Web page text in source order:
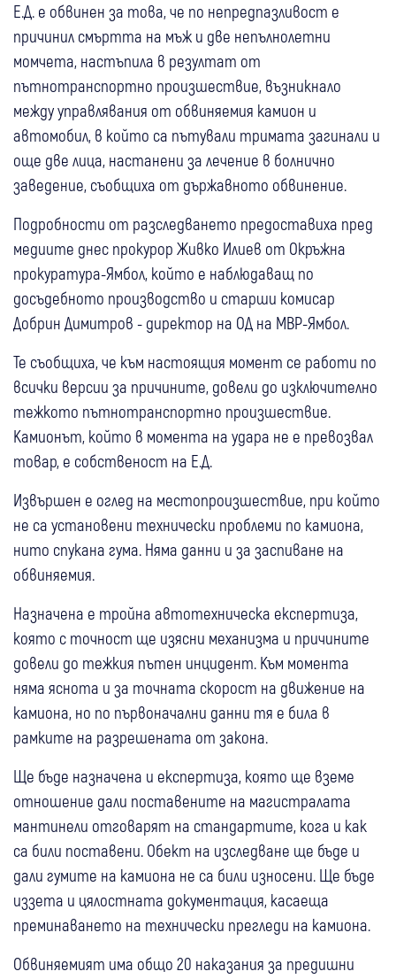
Е.Д. е обвинен за това, че по непредпазливост е
причинил смъртта на мъж и две непълнолетни
момчета, настъпила в резултат от
пътнотранспортно произшествие, възникнало
между управлявания от обвиняемия камион и
автомобил, в който са пътували тримата загинали и
още две лица, настанени за лечение в болнично
заведение, съобщиха от държавното обвинение.
Подробности от разследването предоставиха пред
медиите днес прокурор Живко Илиев от Окръжна
прокуратура-Ямбол, който е наблюдаващ по
досъдебното производство и старши комисар
Добрин Димитров - директор на ОД на МВР-Ямбол.
Те съобщиха, че към настоящия момент се работи по
всички версии за причините, довели до изключително
тежкото пътнотранспортно произшествие.
Камионът, който в момента на удара не е превозвал
товар, е собственост на Е.Д.
Извършен е оглед на местопроизшествие, при който
не са установени технически проблеми по камиона,
нито спукана гума. Няма данни и за заспиване на
обвиняемия.
Назначена е тройна автотехническа експертиза,
която с точност ще изясни механизма и причините
довели до тежкия пътен инцидент. Към момента
няма яснота и за точната скорост на движение на
камиона, но по първоначални данни тя е била в
рамките на разрешената от закона.
Ще бъде назначена и експертиза, която ще вземе
отношение дали поставените на магистралата
мантинели отговарят на стандартите, кога и как
са били поставени. Обект на изследване ще бъде и
дали гумите на камиона не са били износени. Ще бъде
иззета и цялостната документация, касаеща
преминаването на технически прегледи на камиона.
Обвиняемият има общо 20 наказания за предишни